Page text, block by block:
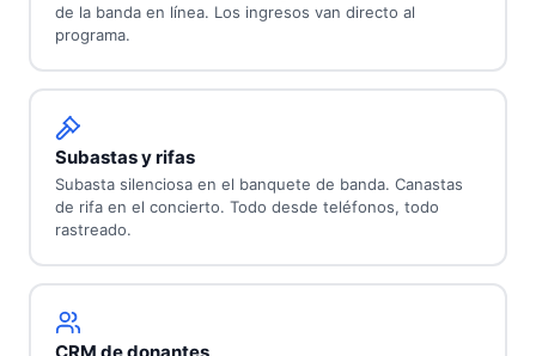
de la banda en línea. Los ingresos van directo al
programa.
Subastas y rifas
Subasta silenciosa en el banquete de banda. Canastas
de rifa en el concierto. Todo desde teléfonos, todo
rastreado.
CRM de donantes